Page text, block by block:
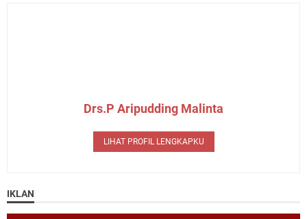
Drs.P Aripudding Malinta
LIHAT PROFIL LENGKAPKU
IKLAN